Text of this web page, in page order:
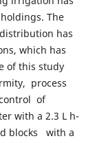
The
has
which has
of this study
process
of
with a 2.3 L h-
blocks with a